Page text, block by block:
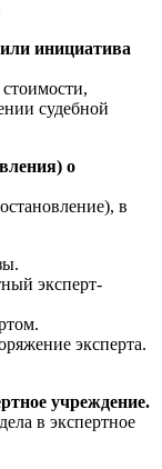
инициатива
судебной
о
в
эксперт-
эксперта.
учреждение.
в экспертное